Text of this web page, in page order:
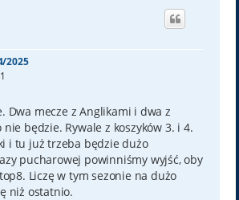
2025
Dwa mecze z Anglikami i dwa z
nie będzie. Rywale z koszyków 3. i 4.
i tu już trzeba będzie dużo
pucharowej powinniśmy wyjść, oby
Liczę w tym sezonie na dużo
niż ostatnio.